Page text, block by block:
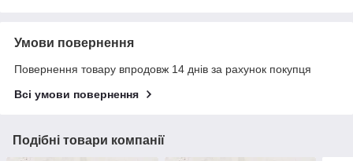
Умови повернення
Повернення товару впродовж 14 днів за рахунок покупця
Всі умови повернення
Подібні товари компанії